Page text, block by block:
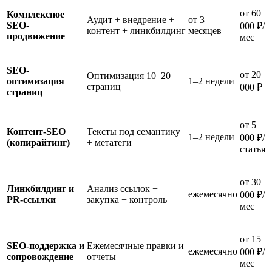
Комплексное
SEO-
продвижение
Аудит + внедрение +
контент + линкбилдинг
от 3
месяцев
от 60
000 ₽/
мес
SEO-
оптимизация
страниц
Оптимизация 10–20
страниц
1–2 недели
от 20
000 ₽
Контент-SEO
(копирайтинг)
Тексты под семантику
+ метатеги
1–2 недели
от 5
000 ₽/
статья
Линкбилдинг и
PR-ссылки
Анализ ссылок +
закупка + контроль
ежемесячно
от 30
000 ₽/
мес
SEO-поддержка и
сопровождение
Ежемесячные правки и
отчеты
ежемесячно
от 15
000 ₽/
мес